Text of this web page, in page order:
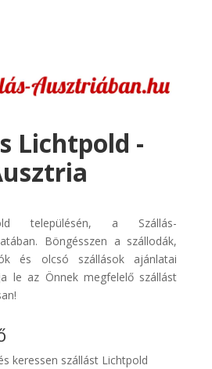
Lichtpold -
településén, a Szállás-
Böngésszen a szállodák,
és olcsó szállások ajánlatai
le az Önnek megfelelő szállást
keressen szállást Lichtpold